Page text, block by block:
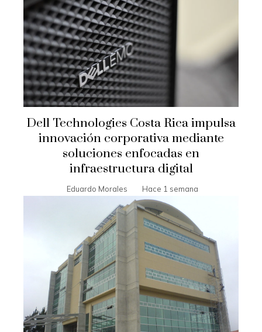
Dell Technologies Costa Rica impulsa
innovación corporativa mediante
soluciones enfocadas en
infraestructura digital
Eduardo Morales Hace 1 semana